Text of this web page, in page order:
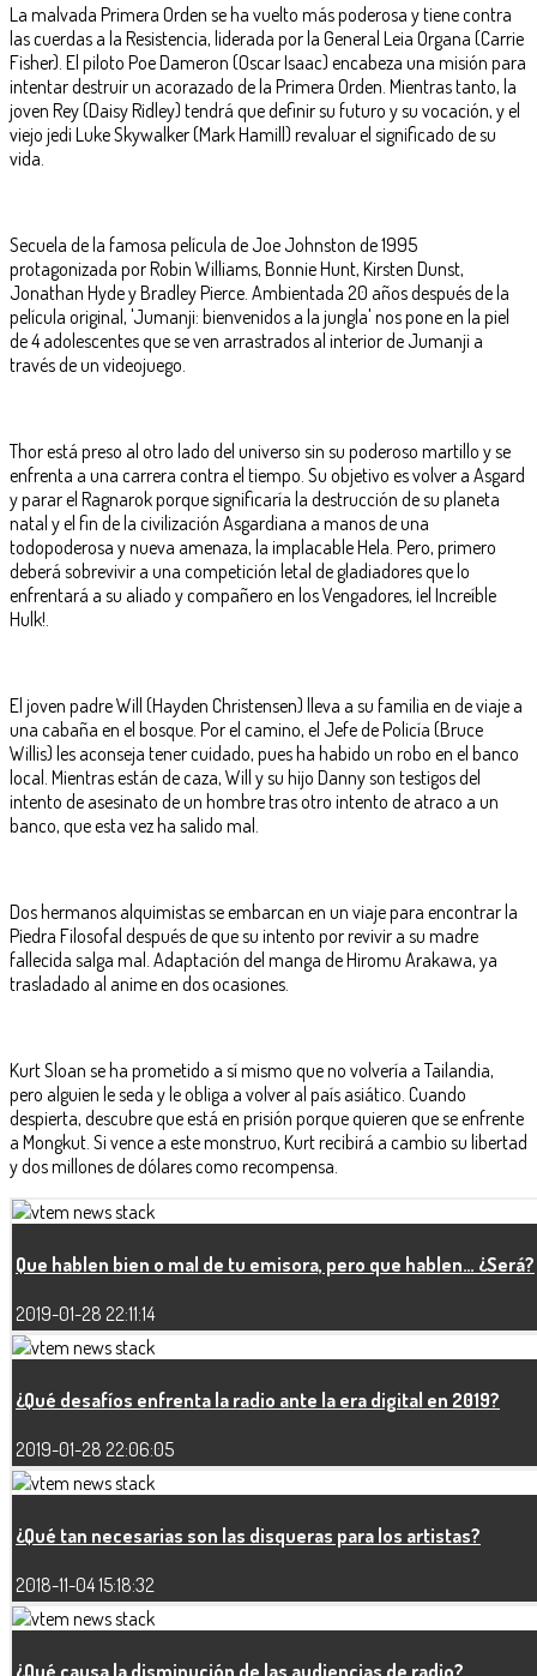
La malvada Primera Orden se ha vuelto más poderosa y tiene contra
las cuerdas a la Resistencia, liderada por la General Leia Organa (Carrie
Fisher). El piloto Poe Dameron (Oscar Isaac) encabeza una misión para
intentar destruir un acorazado de la Primera Orden. Mientras tanto, la
joven Rey (Daisy Ridley) tendrá que definir su futuro y su vocación, y el
viejo jedi Luke Skywalker (Mark Hamill) revaluar el significado de su
vida.
Secuela de la famosa película de Joe Johnston de 1995
protagonizada por Robin Williams, Bonnie Hunt, Kirsten Dunst,
Jonathan Hyde y Bradley Pierce. Ambientada 20 años después de la
película original, 'Jumanji: bienvenidos a la jungla' nos pone en la piel
de 4 adolescentes que se ven arrastrados al interior de Jumanji a
través de un videojuego.
Thor está preso al otro lado del universo sin su poderoso martillo y se
enfrenta a una carrera contra el tiempo. Su objetivo es volver a Asgard
y parar el Ragnarok porque significaría la destrucción de su planeta
natal y el fin de la civilización Asgardiana a manos de una
todopoderosa y nueva amenaza, la implacable Hela. Pero, primero
deberá sobrevivir a una competición letal de gladiadores que lo
enfrentará a su aliado y compañero en los Vengadores, ¡el Increíble
Hulk!.
El joven padre Will (Hayden Christensen) lleva a su familia en de viaje a
una cabaña en el bosque. Por el camino, el Jefe de Policía (Bruce
Willis) les aconseja tener cuidado, pues ha habido un robo en el banco
local. Mientras están de caza, Will y su hijo Danny son testigos del
intento de asesinato de un hombre tras otro intento de atraco a un
banco, que esta vez ha salido mal.
Dos hermanos alquimistas se embarcan en un viaje para encontrar la
Piedra Filosofal después de que su intento por revivir a su madre
fallecida salga mal. Adaptación del manga de Hiromu Arakawa, ya
trasladado al anime en dos ocasiones.
Kurt Sloan se ha prometido a sí mismo que no volvería a Tailandia,
pero alguien le seda y le obliga a volver al país asiático. Cuando
despierta, descubre que está en prisión porque quieren que se enfrente
a Mongkut. Si vence a este monstruo, Kurt recibirá a cambio su libertad
y dos millones de dólares como recompensa.
Que hablen bien o mal de tu emisora, pero que hablen… ¿Será?
2019-01-28 22:11:14
¿Qué desafíos enfrenta la radio ante la era digital en 2019?
2019-01-28 22:06:05
¿Qué tan necesarias son las disqueras para los artistas?
2018-11-04 15:18:32